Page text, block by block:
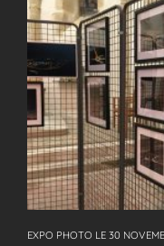
EXPO PHOTO LE 30
EXPO PHOTO LE 30